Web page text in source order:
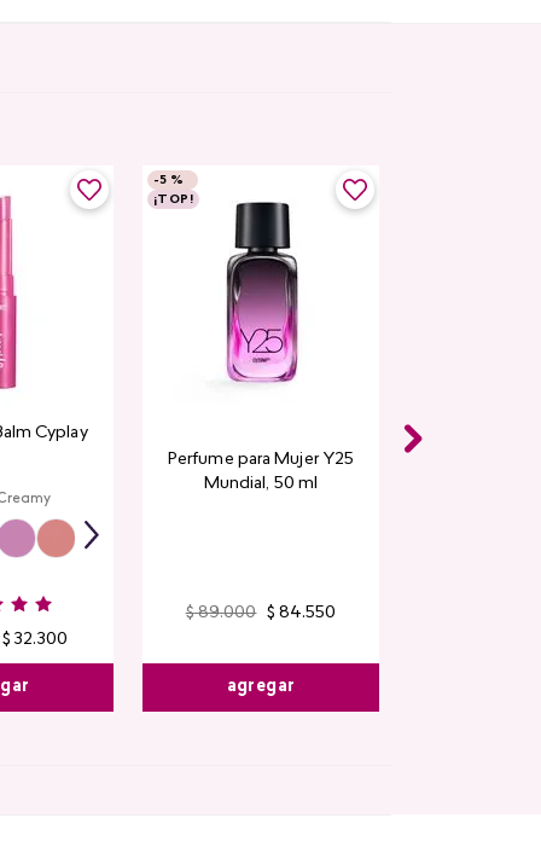
Cyplay
$ 32.300
-5 %
¡TOP!
Perfume para Mujer Y25
Mundial​, 50 ml
$ 89.000 $ 84.550
agregar